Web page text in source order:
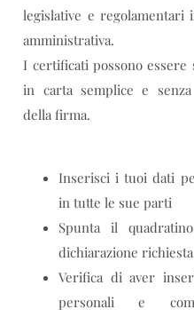
legislative e regolamentari
amministrativa.
I certificati possono
in carta semplice e senza
della firma.
Inserisci i tuoi dati
in tutte le sue parti
Spunta il
dichiarazione richiesta
Verifica di aver
personali e